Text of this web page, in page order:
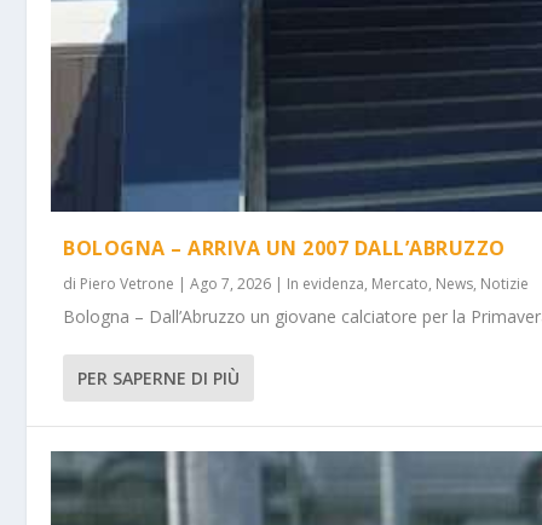
BOLOGNA – ARRIVA UN 2007 DALL’ABRUZZO
di Piero Vetrone |Ago 7, 2026 | In evidenza, Mercato, News, Notizie
Bologna – Dall’Abruzzo un giovane calciatore per la
PER SAPERNE DI PIÙ